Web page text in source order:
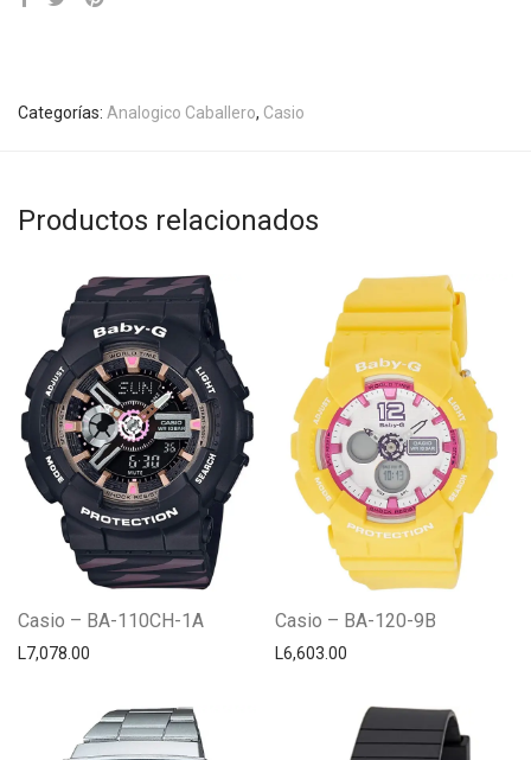
Categorías: Analogico Caballero, Casio
Productos relacionados
Casio – BA-110CH-1A
L7,078.00
Casio – BA-120-9B
L6,603.00